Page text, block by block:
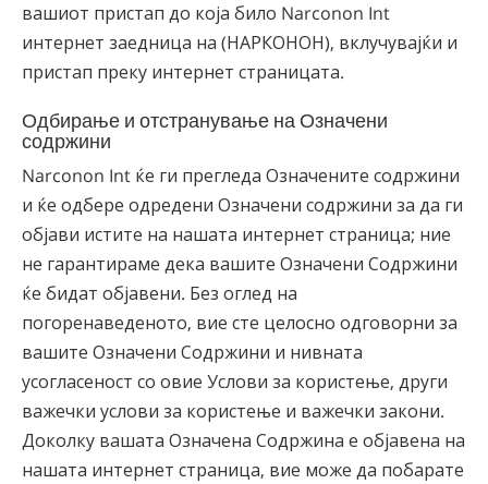
вашиот пристап до која било Narconon Int
интернет заедница на (НАРКОНОН), вклучувајќи и
пристап преку интернет страницата.
Одбирање и отстранување на Означени
содржини
Narconon Int ќе ги прегледа Означените содржини
и ќе одбере одредени Означени содржини за да ги
објави истите на нашата интернет страница; ние
не гарантираме дека вашите Означени Содржини
ќе бидат објавени. Без оглед на
погоренаведеното, вие сте целосно одговорни за
вашите Означени Содржини и нивната
усогласеност со овие Услови за користење, други
важечки услови за користење и важечки закони.
Доколку вашата Означена Содржина е објавена на
нашата интернет страница, вие може да побарате